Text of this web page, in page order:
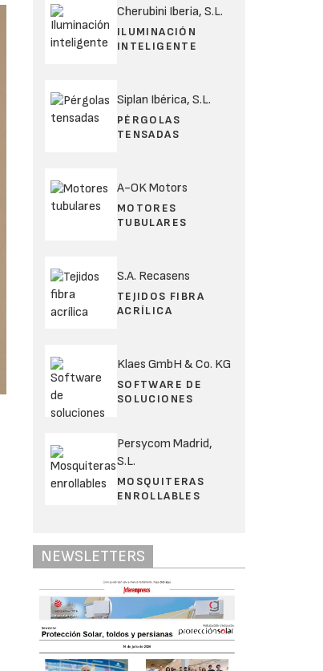
Cherubini Iberia, S.L.
ILUMINACIÓN
INTELIGENTE
Siplan Ibérica, S.L.
PÉRGOLAS
TENSADAS
A-OK Motors
MOTORES
TUBULARES
S.A. Recasens
TEJIDOS FIBRA
ACRÍLICA
Klaes GmbH & Co. KG
SOFTWARE DE
SOLUCIONES
Persycom Madrid,
S.L.
MOSQUITERAS
ENROLLABLES
NEWSLETTERS